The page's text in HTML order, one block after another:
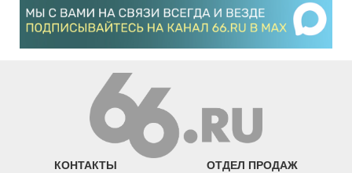
КОНТАКТЫ ОТДЕЛ ПРОДАЖ